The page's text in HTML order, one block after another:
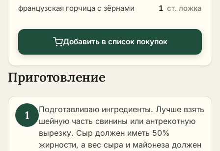
французская горчица с зёрнами 1 ст. ложка
Добавить в список покупок
Приготовление
Подготавливаю ингредиенты. Лучше взять
шейную часть свинины или антрекотную
вырезку. Сыр должен иметь 50%
жирности, а вес сыра и майонеза должен